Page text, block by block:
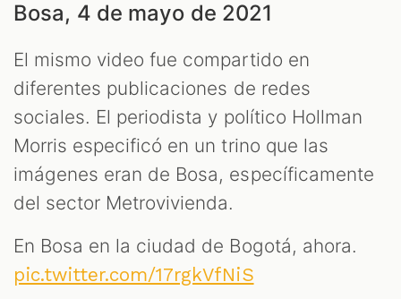
Bosa, 4 de mayo de 2021
El mismo video fue compartido en
diferentes publicaciones de redes
sociales. El periodista y político Hollman
Morris especificó en un trino que las
imágenes eran de Bosa, específicamente
del sector Metrovivienda.
En Bosa en la ciudad de Bogotá, ahora.
pic.twitter.com/17rgkVfNiS